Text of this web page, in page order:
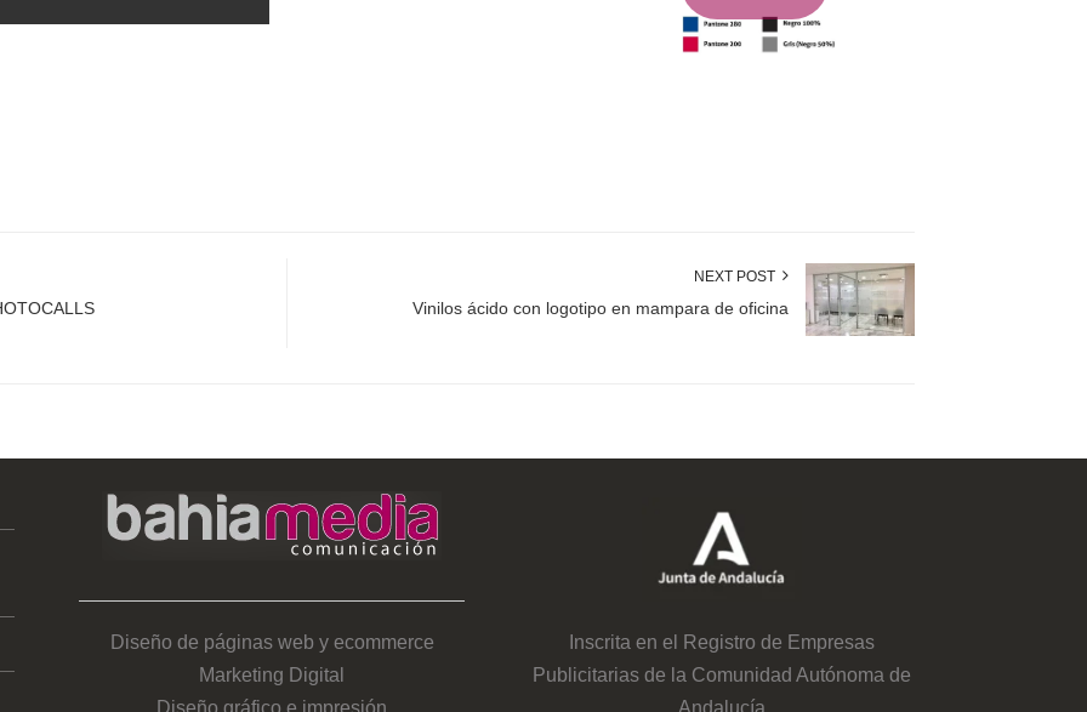
NEXT POST
Vinilos ácido con logotipo en mampara de oficina
Diseño de páginas web y ecommerce
Marketing Digital
Diseño gráfico e impresión
Inscrita en el Registro de Empresas
Publicitarias de la Comunidad Autónoma de
Andalucía